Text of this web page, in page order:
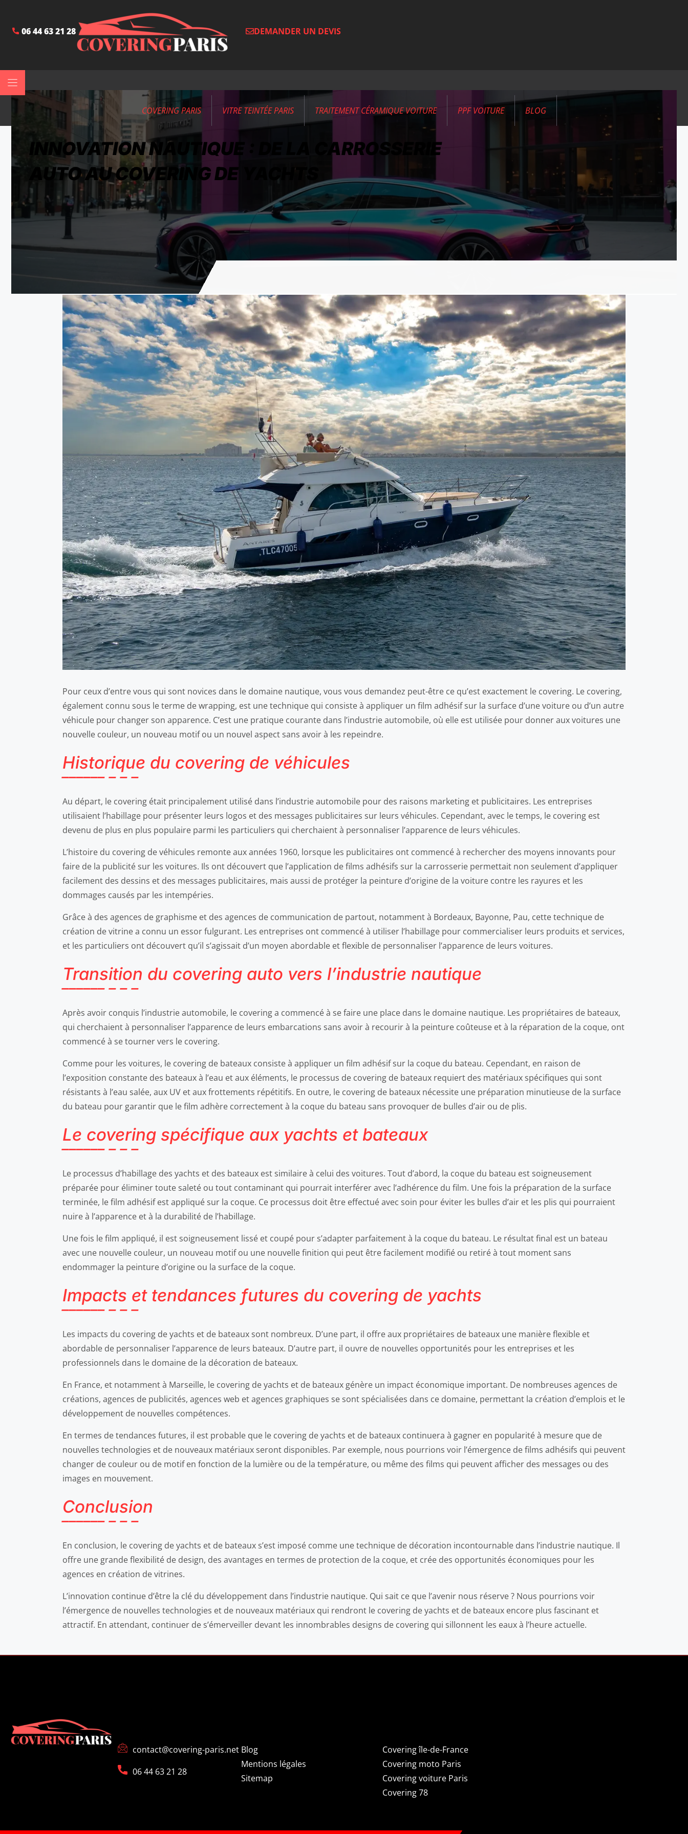
06 44 63 21 28 DEMANDER UN DEVIS
COVERING PARIS VITRE TEINTÉE PARIS TRAITEMENT CÉRAMIQUE VOITURE PPF VOITURE BLOG
INNOVATION NAUTIQUE : DE LA CARROSSERIE
AUTO AU COVERING DE YACHTS
Pour ceux d’entre vous qui sont novices dans le domaine nautique, vous vous demandez peut-être ce qu’est exactement le covering. Le covering,
également connu sous le terme de wrapping, est une technique qui consiste à appliquer un film adhésif sur la surface d’une voiture ou d’un autre
véhicule pour changer son apparence. C’est une pratique courante dans l’industrie automobile, où elle est utilisée pour donner aux voitures une
nouvelle couleur, un nouveau motif ou un nouvel aspect sans avoir à les repeindre.
Historique du covering de véhicules
Au départ, le covering était principalement utilisé dans l’industrie automobile pour des raisons marketing et publicitaires. Les entreprises
utilisaient l’habillage pour présenter leurs logos et des messages publicitaires sur leurs véhicules. Cependant, avec le temps, le covering est
devenu de plus en plus populaire parmi les particuliers qui cherchaient à personnaliser l’apparence de leurs véhicules.
L’histoire du covering de véhicules remonte aux années 1960, lorsque les publicitaires ont commencé à rechercher des moyens innovants pour
faire de la publicité sur les voitures. Ils ont découvert que l’application de films adhésifs sur la carrosserie permettait non seulement d’appliquer
facilement des dessins et des messages publicitaires, mais aussi de protéger la peinture d’origine de la voiture contre les rayures et les
dommages causés par les intempéries.
Grâce à des agences de graphisme et des agences de communication de partout, notamment à Bordeaux, Bayonne, Pau, cette technique de
création de vitrine a connu un essor fulgurant. Les entreprises ont commencé à utiliser l’habillage pour commercialiser leurs produits et services,
et les particuliers ont découvert qu’il s’agissait d’un moyen abordable et flexible de personnaliser l’apparence de leurs voitures.
Transition du covering auto vers l’industrie nautique
Après avoir conquis l’industrie automobile, le covering a commencé à se faire une place dans le domaine nautique. Les propriétaires de bateaux,
qui cherchaient à personnaliser l’apparence de leurs embarcations sans avoir à recourir à la peinture coûteuse et à la réparation de la coque, ont
commencé à se tourner vers le covering.
Comme pour les voitures, le covering de bateaux consiste à appliquer un film adhésif sur la coque du bateau. Cependant, en raison de
l’exposition constante des bateaux à l’eau et aux éléments, le processus de covering de bateaux requiert des matériaux spécifiques qui sont
résistants à l’eau salée, aux UV et aux frottements répétitifs. En outre, le covering de bateaux nécessite une préparation minutieuse de la surface
du bateau pour garantir que le film adhère correctement à la coque du bateau sans provoquer de bulles d’air ou de plis.
Le covering spécifique aux yachts et bateaux
Le processus d’habillage des yachts et des bateaux est similaire à celui des voitures. Tout d’abord, la coque du bateau est soigneusement
préparée pour éliminer toute saleté ou tout contaminant qui pourrait interférer avec l’adhérence du film. Une fois la préparation de la surface
terminée, le film adhésif est appliqué sur la coque. Ce processus doit être effectué avec soin pour éviter les bulles d’air et les plis qui pourraient
nuire à l’apparence et à la durabilité de l’habillage.
Une fois le film appliqué, il est soigneusement lissé et coupé pour s’adapter parfaitement à la coque du bateau. Le résultat final est un bateau
avec une nouvelle couleur, un nouveau motif ou une nouvelle finition qui peut être facilement modifié ou retiré à tout moment sans
endommager la peinture d’origine ou la surface de la coque.
Impacts et tendances futures du covering de yachts
Les impacts du covering de yachts et de bateaux sont nombreux. D’une part, il offre aux propriétaires de bateaux une manière flexible et
abordable de personnaliser l’apparence de leurs bateaux. D’autre part, il ouvre de nouvelles opportunités pour les entreprises et les
professionnels dans le domaine de la décoration de bateaux.
En France, et notamment à Marseille, le covering de yachts et de bateaux génère un impact économique important. De nombreuses agences de
créations, agences de publicités, agences web et agences graphiques se sont spécialisées dans ce domaine, permettant la création d’emplois et le
développement de nouvelles compétences.
En termes de tendances futures, il est probable que le covering de yachts et de bateaux continuera à gagner en popularité à mesure que de
nouvelles technologies et de nouveaux matériaux seront disponibles. Par exemple, nous pourrions voir l’émergence de films adhésifs qui peuvent
changer de couleur ou de motif en fonction de la lumière ou de la température, ou même des films qui peuvent afficher des messages ou des
images en mouvement.
Conclusion
En conclusion, le covering de yachts et de bateaux s’est imposé comme une technique de décoration incontournable dans l’industrie nautique. Il
offre une grande flexibilité de design, des avantages en termes de protection de la coque, et crée des opportunités économiques pour les
agences en création de vitrines.
L’innovation continue d’être la clé du développement dans l’industrie nautique. Qui sait ce que l’avenir nous réserve ? Nous pourrions voir
l’émergence de nouvelles technologies et de nouveaux matériaux qui rendront le covering de yachts et de bateaux encore plus fascinant et
attractif. En attendant, continuer de s’émerveiller devant les innombrables designs de covering qui sillonnent les eaux à l’heure actuelle.
contact@covering-paris.net
06 44 63 21 28
Blog
Mentions légales
Sitemap
Covering île-de-France
Covering moto Paris
Covering voiture Paris
Covering 78